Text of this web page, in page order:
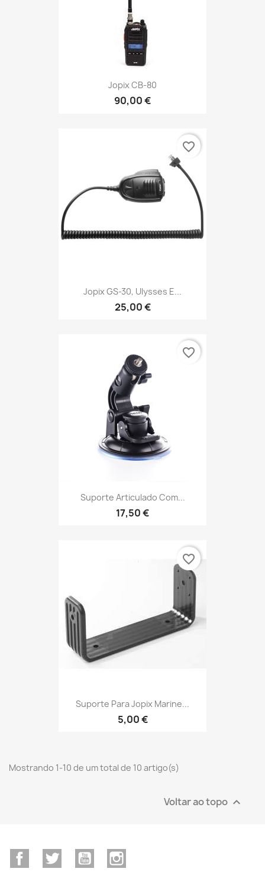
Jopix CB-80
90,00 €
Jopix GS-30, Ulysses E...
25,00 €
favorite_border
Suporte Articulado Com...
17,50 €
favorite_border
Suporte Para Jopix Marine...
5,00 €
favorite_border
Mostrando 1-10 de um total de 10 artigo(s)
Voltar ao topo 
FacebookTwitter YouTube